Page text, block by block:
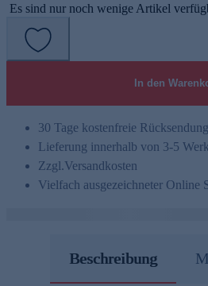
Es sind nur noch wenige Artikel
In den
30 Tage kostenfreie Rücksendung
Lieferung innerhalb von 3-5
Zzgl.Versandkosten
Vielfach ausgezeichneter Online
Beschreibung